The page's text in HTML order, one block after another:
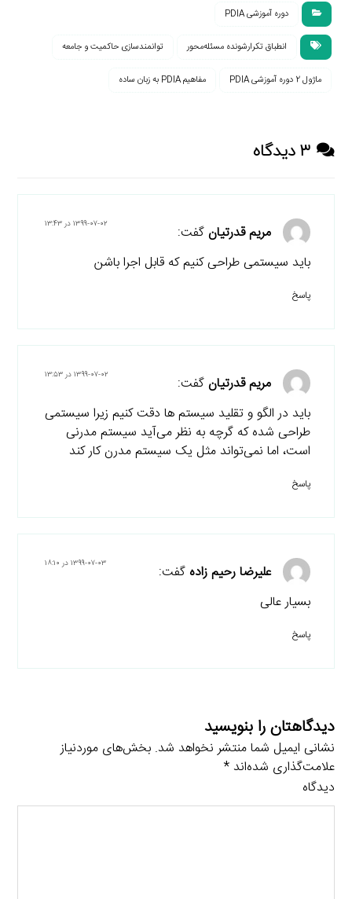
دوره آموزشی PDIA
انطباق تکرارشونده مسئله‌محور توانمندسازی حاکمیت و جامعه
ماژول 2 دوره آموزشی PDIA مفاهیم PDIA به زبان ساده
۳ دیدگاه
مریم قدرتیان گفت: ۱۳۹۹-۰۷-۰۲ در ۱۳:۴۳
باید سیستمی طراحی کنیم که قابل اجرا باشن
پاسخ
مریم قدرتیان گفت: ۱۳۹۹-۰۷-۰۲ در ۱۳:۵۳
باید در الگو و تقلید سیستم ها دقت کنیم زیرا سیستمی
طراحی شده که گرچه به نظر می‌آید سیستم مدرنی
است، اما نمی‌تواند مثل یک سیستم مدرن کار کند
پاسخ
علیرضا رحیم زاده گفت: ۱۳۹۹-۰۷-۰۳ در ۱۸:۱۰
بسیار عالی
پاسخ
دیدگاهتان را بنویسید
نشانی ایمیل شما منتشر نخواهد شد. بخش‌های موردنیاز
علامت‌گذاری شده‌اند*
دیدگاه